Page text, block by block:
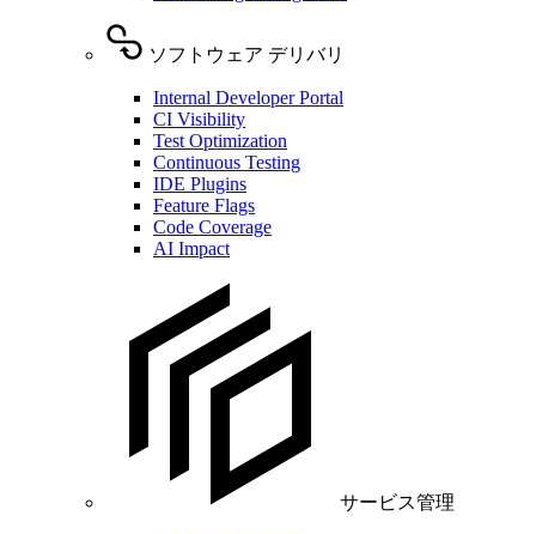
ソフトウェア デリバリ
Internal Developer Portal
CI Visibility
Test Optimization
Continuous Testing
IDE Plugins
Feature Flags
Code Coverage
AI Impact
サービス管理